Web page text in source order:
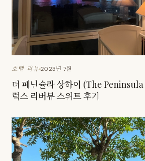
호텔 리뷰 2023년 7월
더 페닌슐라 상하이 (The
럭스 리버뷰 스위트 후기